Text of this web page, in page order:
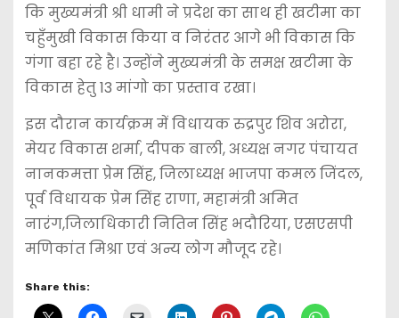
कि मुख्यमंत्री श्री धामी ने प्रदेश का साथ ही खटीमा का
चहुँमुखी विकास किया व निरंतर आगे भी विकास कि
गंगा बहा रहे है। उन्होंने मुख्यमंत्री के समक्ष खटीमा के
विकास हेतु 13 मांगो का प्रस्ताव रखा।
इस दौरान कार्यक्रम में विधायक रुद्रपुर शिव अरोरा,
मेयर विकास शर्मा, दीपक बाली, अध्यक्ष नगर पंचायत
नानकमत्ता प्रेम सिंह, जिलाध्यक्ष भाजपा कमल जिंदल,
पूर्व विधायक प्रेम सिंह राणा, महामंत्री अमित
नारंग,जिलाधिकारी नितिन सिंह भदौरिया, एसएसपी
मणिकांत मिश्रा एवं अन्य लोग मौजूद रहे।
Share this: